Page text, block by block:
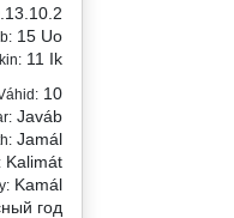
15 Uo
11 Ik
10
Javáb
Jamál
Kalimát
Kamál
год